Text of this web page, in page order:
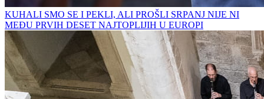
KUHALI SMO SE I PEKLI, ALI PROŠLI SRPANJ NIJE NI
MEĐU PRVIH DESET NAJTOPLIJIH U EUROPI